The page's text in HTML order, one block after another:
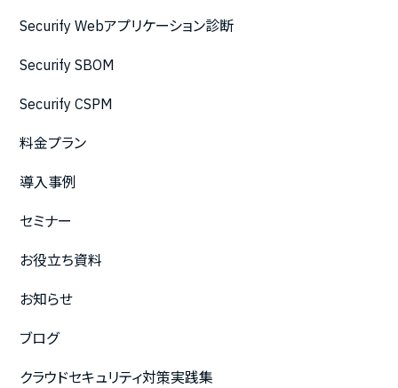
Securify Webアプリケーション診断
Securify SBOM
Securify CSPM
料金プラン
導入事例
セミナー
お役立ち資料
お知らせ
ブログ
クラウドセキュリティ対策実践集